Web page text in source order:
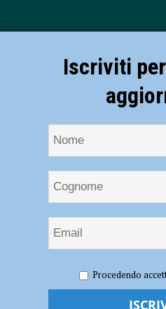
“Se non sei nel perimetro del
consesso civile e sei scomunicato”
Iscriviti
Procedendo